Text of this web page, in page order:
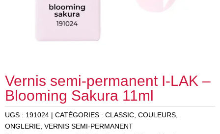
Vernis semi-permanent I-LAK –
Blooming Sakura 11ml
UGS : 191024 CATÉGORIES : CLASSIC, COULEURS,
ONGLERIE, VERNIS SEMI-PERMANENT